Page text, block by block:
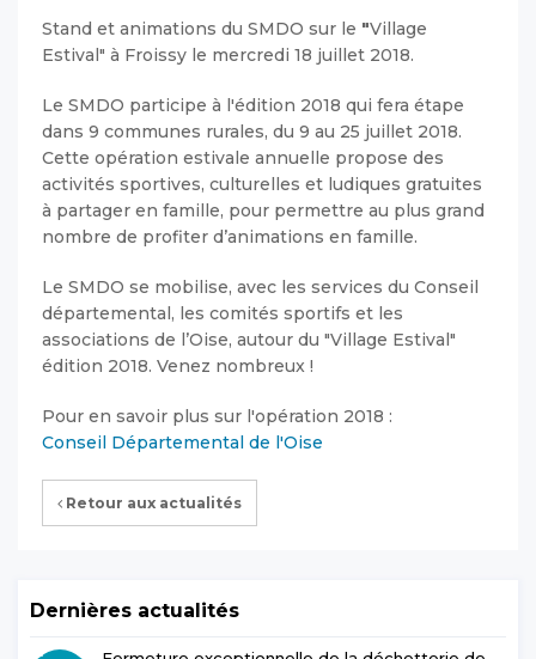
Stand et animations du SMDO sur le "Village
Estival" à Froissy le mercredi 18 juillet 2018.
Le SMDO participe à l'édition 2018 qui fera étape
dans 9 communes rurales, du 9 au 25 juillet 2018.
Cette opération estivale annuelle propose des
activités sportives, culturelles et ludiques gratuites
à partager en famille, pour permettre au plus grand
nombre de profiter d’animations en famille.
Le SMDO se mobilise, avec les services du Conseil
départemental, les comités sportifs et les
associations de l’Oise, autour du "Village Estival"
édition 2018. Venez nombreux !
Pour en savoir plus sur l'opération 2018 :
Conseil Départemental de l'Oise
Retour aux actualités
Dernières actualités